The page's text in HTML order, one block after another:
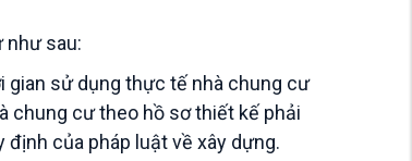
như sau:
gian sử dụng thực tế nhà chung cư
chung cư theo hồ sơ thiết kế phải
của pháp luật về xây dựng.